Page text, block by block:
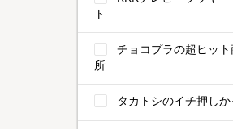
ト
チョコプラの超ヒッ
所
タカトシのイチ押しか